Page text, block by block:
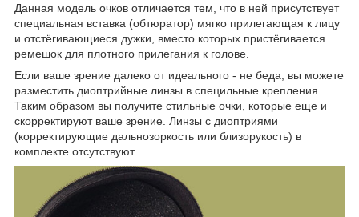
Данная модель очков отличается тем, что в ней присутствует
специальная вставка (обтюратор) мягко прилегающая к лицу
и отстёгивающиеся дужки, вместо которых пристёгивается
ремешок для плотного прилегания к голове.
Если ваше зрение далеко от идеального - не беда, вы можете
разместить диоптрийные линзы в специльные крепления.
Таким образом вы получите стильные очки, которые еще и
скорректируют ваше зрение. Линзы с диоптриями
(корректирующие дальнозоркость или близорукость) в
комплекте отсутствуют.